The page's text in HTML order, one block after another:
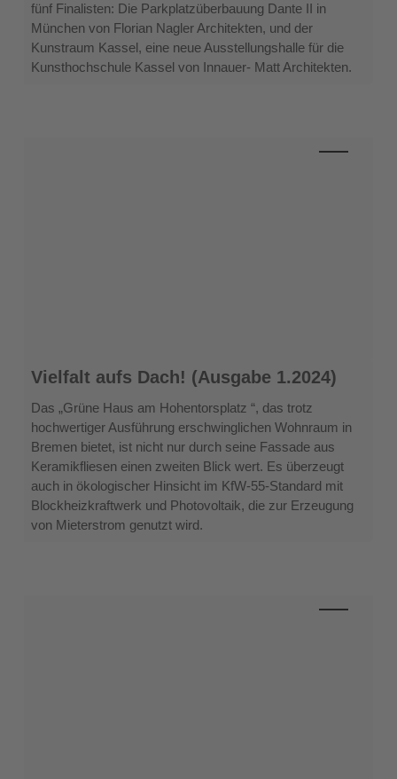
fünf Finalisten: Die Parkplatzüberbauung Dante II in
München von Florian Nagler Architekten, und der
Kunstraum Kassel, eine neue Ausstellungshalle für die
Kunsthochschule Kassel von Innauer- Matt Architekten.
Vielfalt
aufs
Dach!
(Ausgabe
1.2024)
Vielfalt aufs Dach! (Ausgabe 1.2024)
Das „Grüne Haus am Hohentorsplatz “, das trotz
hochwertiger Ausführung erschwinglichen Wohnraum in
Bremen bietet, ist nicht nur durch seine Fassade aus
Keramikfliesen einen zweiten Blick wert. Es überzeugt
auch in ökologischer Hinsicht im KfW-55-Standard mit
Blockheizkraftwerk und Photovoltaik, die zur Erzeugung
von Mieterstrom genutzt wird.